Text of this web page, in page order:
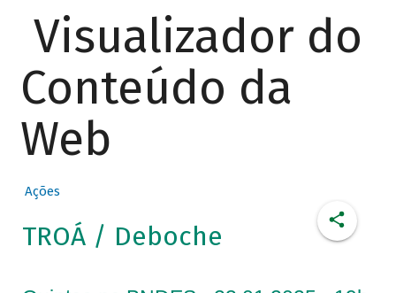
Visualizador do
Conteúdo da
Web
Ações
TROÁ / Deboche